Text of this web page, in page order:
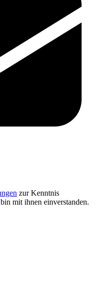
zur Kenntnis
mit ihnen einverstanden.